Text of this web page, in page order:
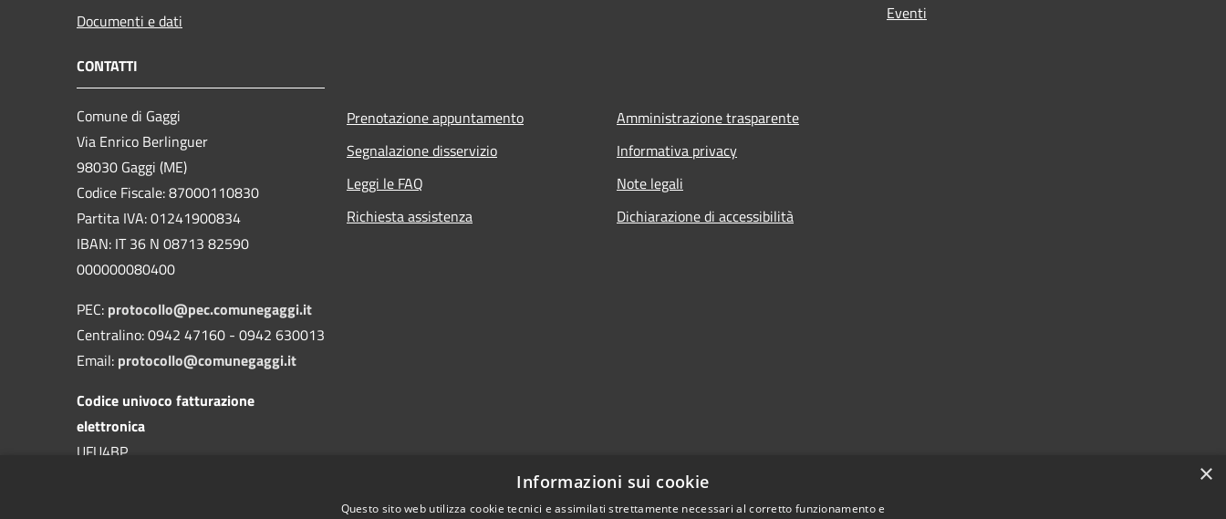
Documenti e dati
Eventi
CONTATTI
Comune di Gaggi
Via Enrico Berlinguer
98030 Gaggi (ME)
Codice Fiscale: 87000110830
Partita IVA: 01241900834
IBAN: IT 36 N 08713 82590
000000080400
PEC: protocollo@pec.comunegaggi.it
Centralino: 0942 47160 - 0942 630013
Email: protocollo@comunegaggi.it
Codice univoco fatturazione
elettronica
UFU4BP
Prenotazione appuntamento
Segnalazione disservizio
Leggi le FAQ
Richiesta assistenza
Amministrazione trasparente
Informativa privacy
Note legali
Dichiarazione di accessibilità
×
Informazioni sui cookie
Questo sito web utilizza cookie tecnici e assimilati strettamente necessari al corretto funzionamento e